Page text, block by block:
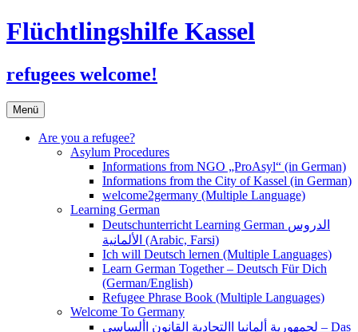
Flüchtlingshilfe Kassel
refugees welcome!
Menü Zum
Inhalt
springen
Are you a refugee?
Asylum Procedures
Informations from NGO „ProAsyl“ (in German)
Informations from the City of Kassel (in German)
welcome2germany (Multiple Language)
Learning German
Deutschunterricht Learning German الدروس
الألمانية (Arabic, Farsi)
Ich will Deutsch lernen (Multiple Languages)
Learn German Together – Deutsch Für Dich
(German/English)
Refugee Phrase Book (Multiple Languages)
Welcome To Germany
لجمهورية ألمانيا االتحادية القانون األساسي – Das